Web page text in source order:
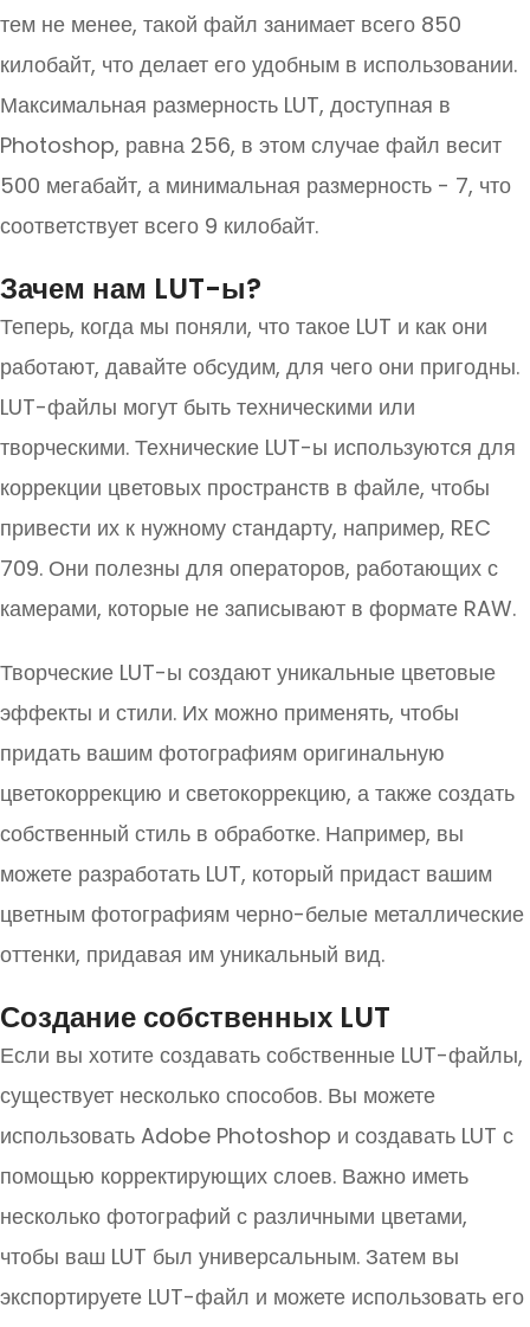
тем не менее, такой файл занимает всего 850
килобайт, что делает его удобным в использовании.
Максимальная размерность LUT, доступная в
Photoshop, равна 256, в этом случае файл весит
500 мегабайт, а минимальная размерность - 7, что
соответствует всего 9 килобайт.
Зачем нам LUT-ы?
Теперь, когда мы поняли, что такое LUT и как они
работают, давайте обсудим, для чего они пригодны.
LUT-файлы могут быть техническими или
творческими. Технические LUT-ы используются для
коррекции цветовых пространств в файле, чтобы
привести их к нужному стандарту, например, REC
709. Они полезны для операторов, работающих с
камерами, которые не записывают в формате RAW.
Творческие LUT-ы создают уникальные цветовые
эффекты и стили. Их можно применять, чтобы
придать вашим фотографиям оригинальную
цветокоррекцию и светокоррекцию, а также создать
собственный стиль в обработке. Например, вы
можете разработать LUT, который придаст вашим
цветным фотографиям черно-белые металлические
оттенки, придавая им уникальный вид.
Создание собственных LUT
Если вы хотите создавать собственные LUT-файлы,
существует несколько способов. Вы можете
использовать Adobe Photoshop и создавать LUT с
помощью корректирующих слоев. Важно иметь
несколько фотографий с различными цветами,
чтобы ваш LUT был универсальным. Затем вы
экспортируете LUT-файл и можете использовать его